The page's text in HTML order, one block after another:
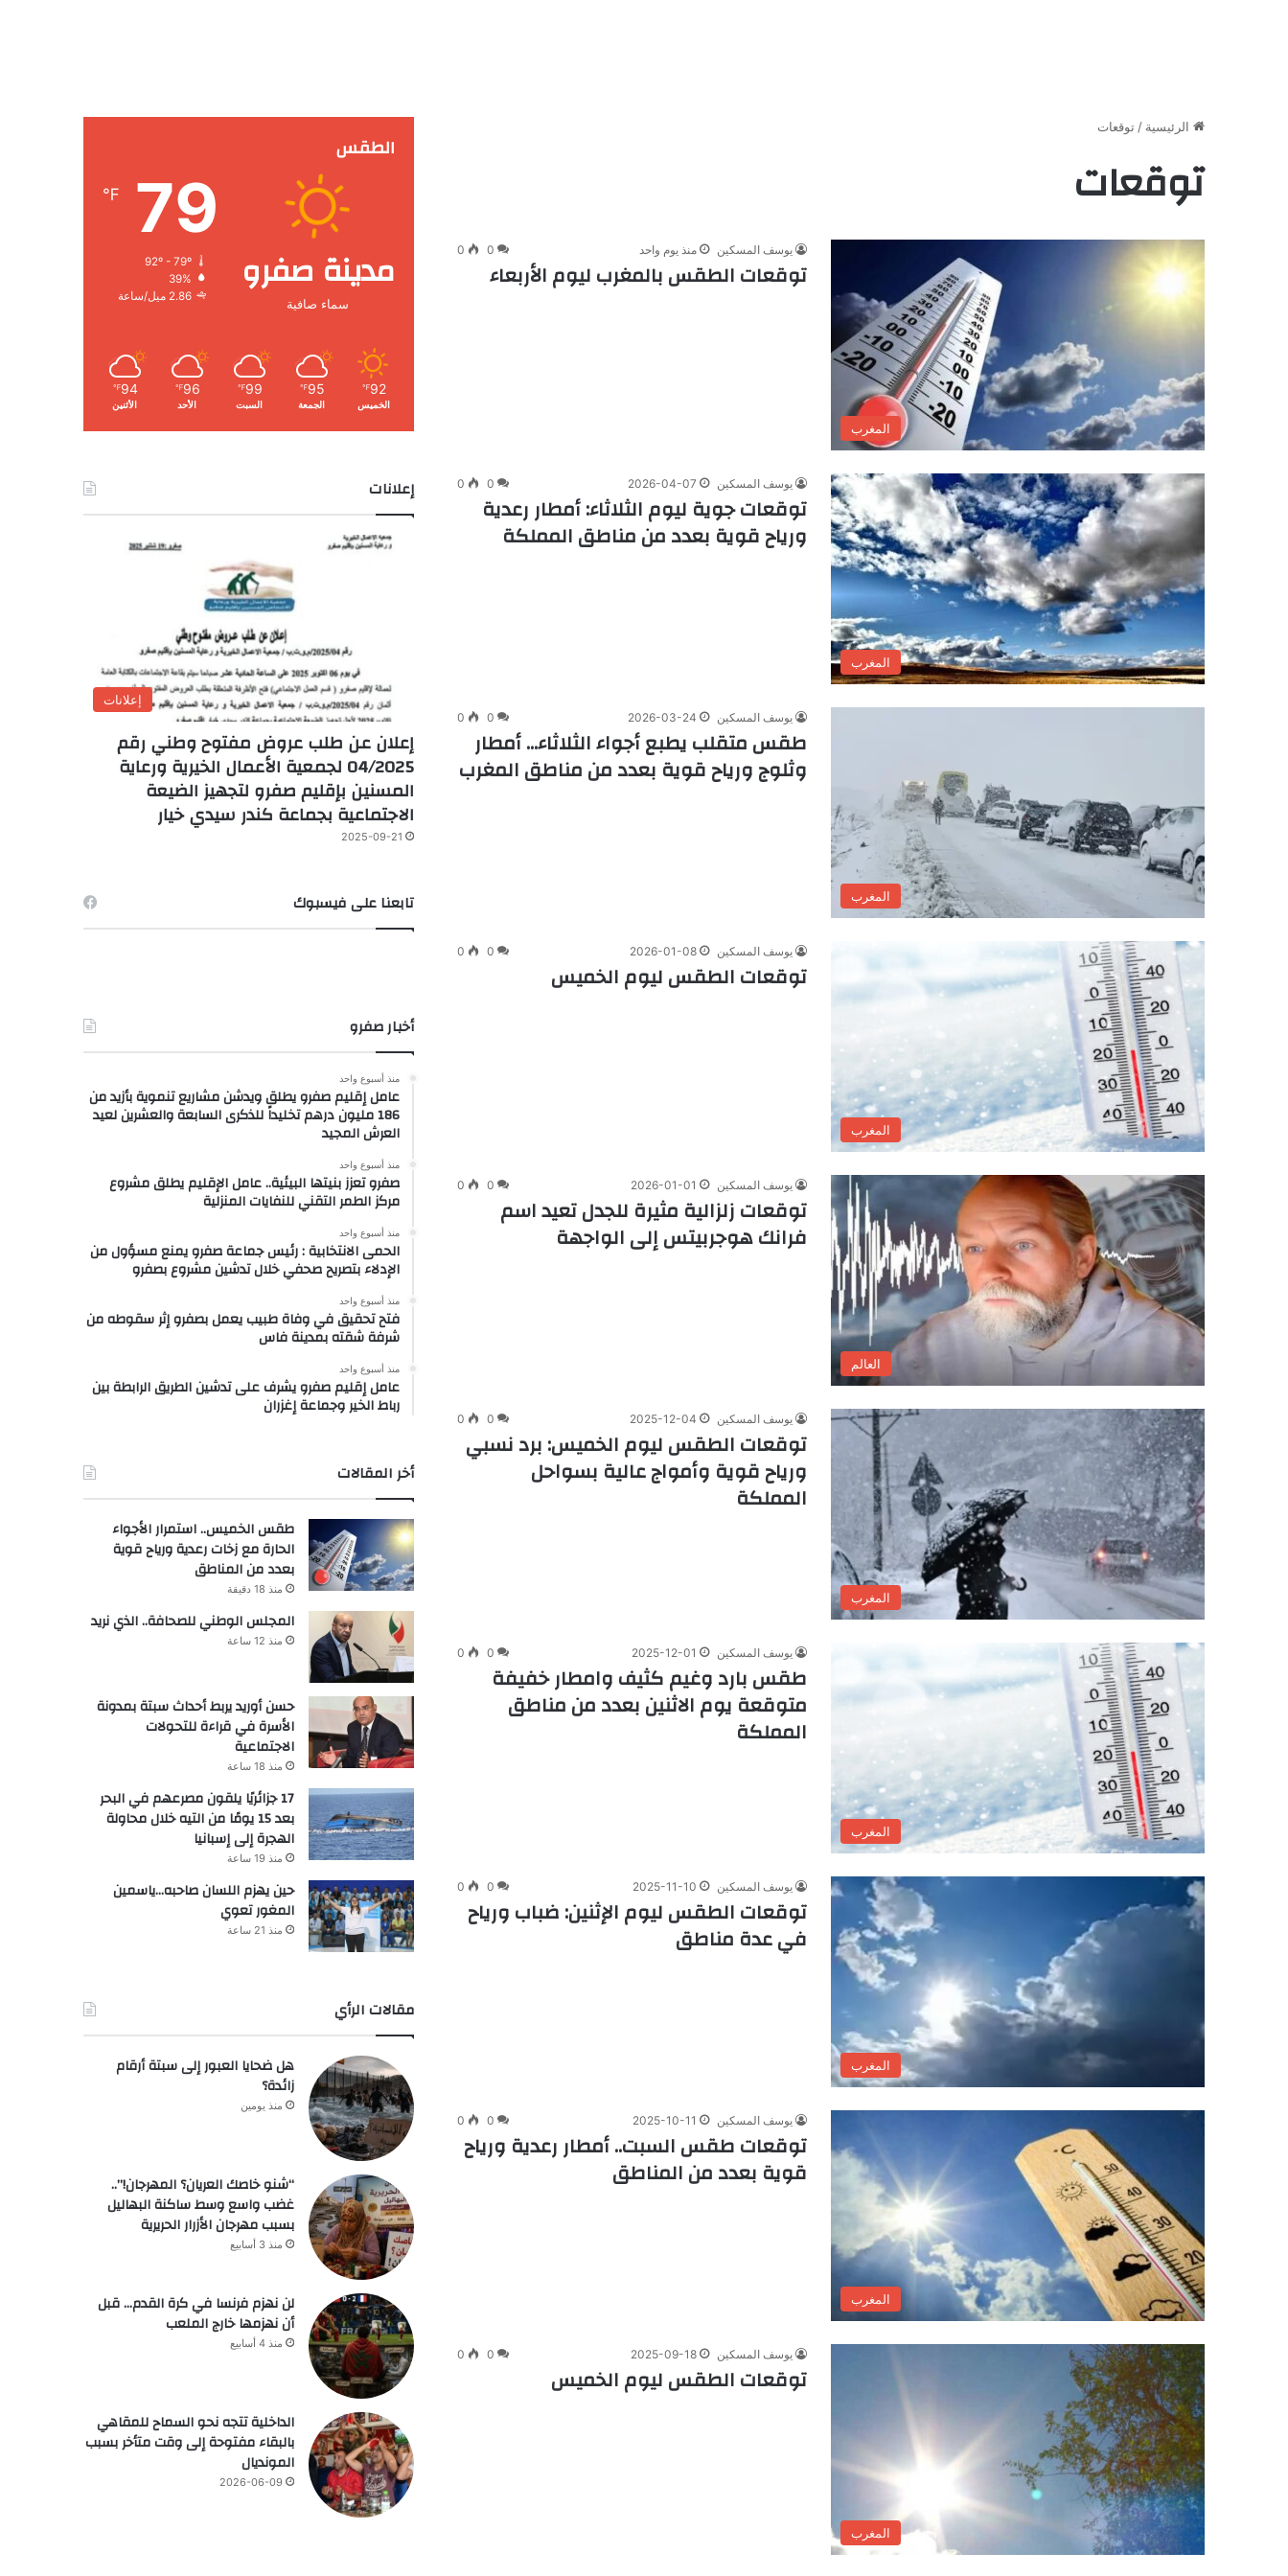
الرئيسية / توقعات
توقعات
المغرب
يوسف المسكين منذ يوم واحد 0
0
توقعات الطقس بالمغرب ليوم الأربعاء
المغرب
يوسف المسكين 2026-04-07
0
0
توقعات جوية ليوم الثلاثاء: أمطار رعدية
ورياح قوية بعدد من مناطق المملكة
المغرب
يوسف المسكين 2026-03-24
0
0
طقس متقلب يطبع أجواء الثلاثاء… أمطار
وثلوج ورياح قوية بعدد من مناطق المغرب
المغرب
يوسف المسكين 2026-01-08
0
0
توقعات الطقس ليوم الخميس
العالم
يوسف المسكين 2026-01-01
0
0
توقعات زلزالية مثيرة للجدل تعيد اسم
فرانك هوجربيتس إلى الواجهة
المغرب
يوسف المسكين 2025-12-04
0
0
توقعات الطقس ليوم الخميس: برد نسبي
ورياح قوية وأمواج عالية بسواحل
المملكة
المغرب
يوسف المسكين 2025-12-01
0
0
طقس بارد وغيم كثيف وامطار خفيفة
متوقعة يوم الاثنين بعدد من مناطق
المملكة
المغرب
يوسف المسكين 2025-11-10
0
0
توقعات الطقس ليوم الإثنين: ضباب ورياح
في عدة مناطق
المغرب
يوسف المسكين 2025-10-11
0
0
توقعات طقس السبت.. أمطار رعدية ورياح
قوية بعدد من المناطق
المغرب
يوسف المسكين 2025-09-18
0
0
توقعات الطقس ليوم الخميس
الطقس
مدينة صفرو
سماء صافية
79
℉
92º - 79º
39%
2.86 ميل/ساعة
92
℉
الخميس
95
℉
الجمعة
99
℉
السبت
96
℉
الأحد
94
℉
الأثنين
إعلانات
إعلانات
إعلان عن طلب عروض مفتوح وطني رقم
04/2025 لجمعية الأعمال الخيرية ورعاية
المسنين بإقليم صفرو لتجهيز الضيعة
الاجتماعية بجماعة كندر سيدي خيار
2025-09-21
تابعنا على فيسبوك
أخبار صفرو
منذ أسبوع واحد
عامل إقليم صفرو يطلق ويدشن مشاريع تنموية بأزيد من
186 مليون درهم تخليداً للذكرى السابعة والعشرين لعيد
العرش المجيد
منذ أسبوع واحد
صفرو تعزز بنيتها البيئية.. عامل الإقليم يطلق مشروع
مركز الطمر التقني للنفايات المنزلية
منذ أسبوع واحد
الحمى الانتخابية : رئيس جماعة صفرو يمنع مسؤول من
الإدلاء بتصريح صحفي خلال تدشين مشروع بصفرو
منذ أسبوع واحد
فتح تحقيق في وفاة طبيب يعمل بصفرو إثر سقوطه من
شرفة شقته بمدينة فاس
منذ أسبوع واحد
عامل إقليم صفرو يشرف على تدشين الطريق الرابطة بين
رباط الخير وجماعة إغزران
أخر المقالات
طقس الخميس.. استمرار الأجواء
الحارة مع زخات رعدية ورياح قوية
بعدد من المناطق
منذ 18 دقيقة
المجلس الوطني للصحافة.. الذي نريد
منذ 12 ساعة
حسن أوريد يربط أحداث سبتة بمدونة
الأسرة في قراءة للتحولات
الاجتماعية
منذ 18 ساعة
17 جزائريًا يلقون مصرعهم في البحر
بعد 15 يومًا من التيه خلال محاولة
الهجرة إلى إسبانيا
منذ 19 ساعة
حين يهزم اللسان صاحبه…ياسمين
المغور تعوي
منذ 21 ساعة
مقالات الرأي
هل ضحايا العبور إلى سبتة أرقام
زائدة؟
منذ يومين
“شنو خاصك العريان؟ المهرجان!”..
غضب واسع وسط ساكنة البهاليل
بسبب مهرجان الأزرار الحريرية
منذ 3 أسابيع
لن نهزم فرنسا في كرة القدم… قبل
أن نهزمها خارج الملعب
منذ 4 أسابيع
الداخلية تتجه نحو السماح للمقاهي
بالبقاء مفتوحة إلى وقت متأخر بسبب
المونديال
2026-06-09